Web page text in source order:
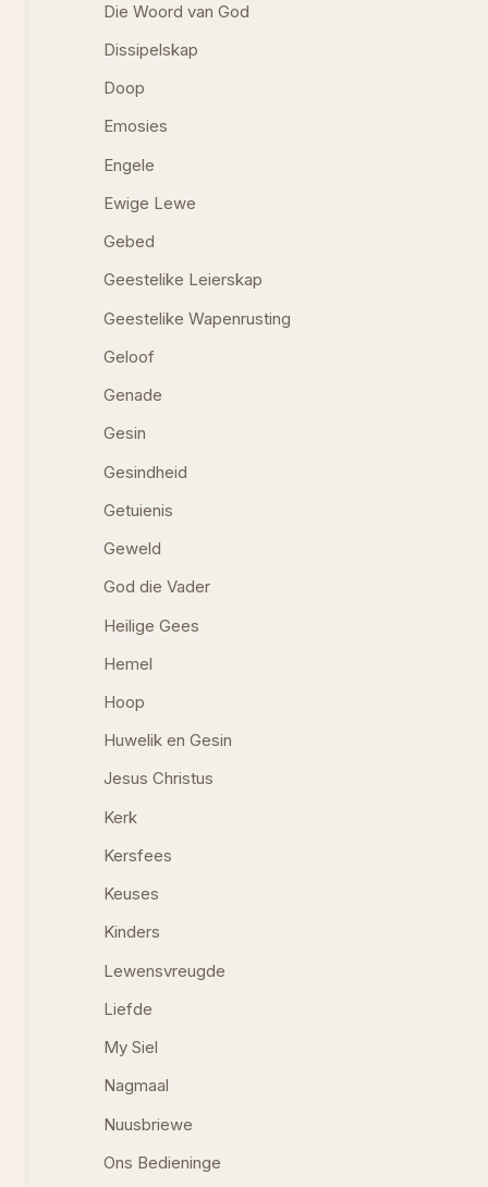
Die Woord van God
Dissipelskap
Doop
Emosies
Engele
Ewige Lewe
Gebed
Geestelike Leierskap
Geestelike Wapenrusting
Geloof
Genade
Gesin
Gesindheid
Getuienis
Geweld
God die Vader
Heilige Gees
Hemel
Hoop
Huwelik en Gesin
Jesus Christus
Kerk
Kersfees
Keuses
Kinders
Lewensvreugde
Liefde
My Siel
Nagmaal
Nuusbriewe
Ons Bedieninge